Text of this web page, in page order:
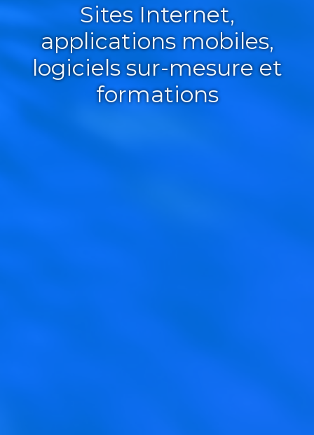
Sites Internet,
applications mobiles,
logiciels sur-mesure et
formations